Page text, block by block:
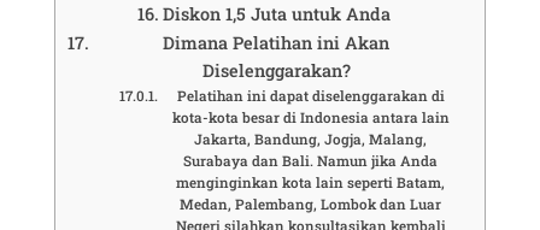
Diskon 1,5 Juta untuk Anda
Dimana Pelatihan ini Akan
Diselenggarakan?
Pelatihan ini dapat diselenggarakan di
kota-kota besar di Indonesia antara lain
Jakarta, Bandung, Jogja, Malang,
Surabaya dan Bali. Namun jika Anda
menginginkan kota lain seperti Batam,
Medan, Palembang, Lombok dan Luar
Negeri silahkan konsultasikan kembali